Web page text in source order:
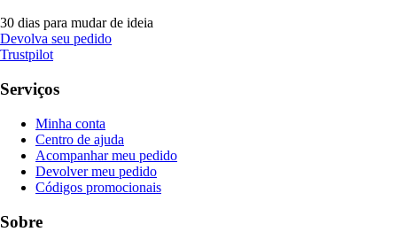
30 dias para mudar de ideia
Devolva seu pedido
Trustpilot
Serviços
Minha conta
Centro de ajuda
Acompanhar meu pedido
Devolver meu pedido
Códigos promocionais
Sobre